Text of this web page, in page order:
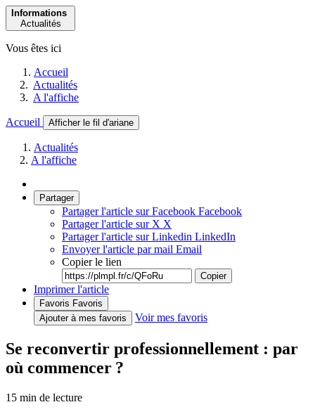
Informations
Actualités
Vous êtes ici
Accueil
Actualités
A l'affiche
Accueil Afficher le fil d'ariane
Actualités
A l'affiche
Partager
Partager l'article sur Facebook Facebook
Partager l'article sur X X
Partager l'article sur Linkedin LinkedIn
Envoyer l'article par mail Email
Copier le lien
Copier
Imprimer l'article
Favoris Favoris
Ajouter à mes favoris
Voir mes favoris
Se reconvertir professionnellement : par
où commencer ?
15 min de lecture